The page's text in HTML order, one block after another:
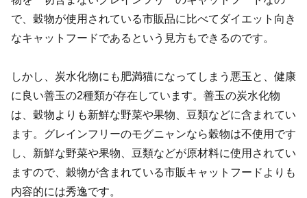
で、穀物が使用されている市販品に比べてダイエット向き
なキャットフードであるという見方もできるのです。
しかし、炭水化物にも肥満猫になってしまう悪玉と、健康
に良い善玉の2種類が存在しています。善玉の炭水化物
は、穀物よりも新鮮な野菜や果物、豆類などに含まれてい
ます。グレインフリーのモグニャンなら穀物は不使用です
し、新鮮な野菜や果物、豆類などが原材料に使用されてい
ますので、穀物が含まれている市販キャットフードよりも
内容的には秀逸です。